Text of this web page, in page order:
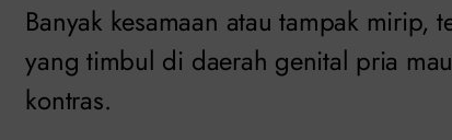
Banyak kesamaan atau tampak
yang timbul di daerah genital pria
kontras.